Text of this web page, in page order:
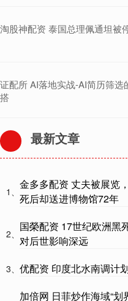
淘股神配资 泰国总理佩通坦被
证配所 AI落地实战-AI简历筛选
搭
最新文章
1、
金多多配资 丈夫被展览
死后却送进博物馆72年
2、
国榮配资 17世纪欧洲黑
对后世影响深远
3、 优配资 印度北水南调计
加倍网 日菲炒作海域“